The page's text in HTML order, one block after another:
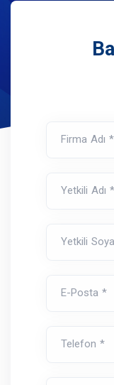
Firma Adı *
Yetkili Adı *
Yetkili
E-Posta *
Telefon *